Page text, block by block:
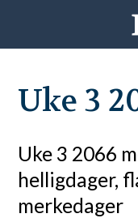
Uke 3
Uke 3 2066
helligdager,
merkedager